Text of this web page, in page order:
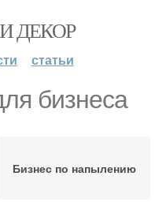
ДЕКОР
статьи
бизнеса
Бизнес по напылению